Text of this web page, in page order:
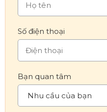
Số điện thoại
Bạn quan tâm